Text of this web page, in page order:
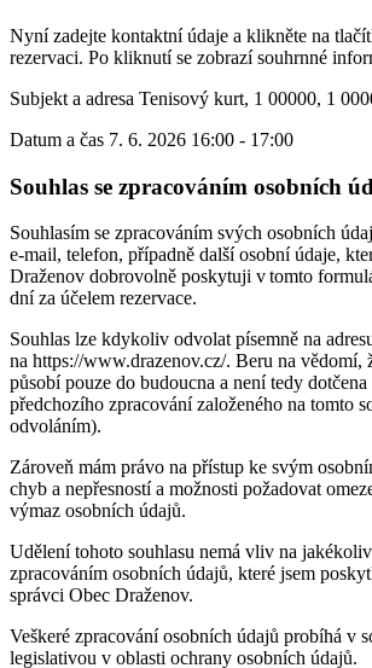
Nyní zadejte kontaktní údaje a klikněte na
rezervaci. Po kliknutí se zobrazí souhrnné
Subjekt a adresa Tenisový kurt, 1 00000, 1
Datum a čas 7. 6. 2026 16:00 - 17:00
Souhlas se zpracováním osobních
Souhlasím se zpracováním svých osobních
e-mail, telefon, případně další osobní údaje,
Draženov dobrovolně poskytuji v tomto
dní za účelem rezervace.
Souhlas lze kdykoliv odvolat písemně na
na https://www.drazenov.cz/. Beru na vědomí,
působí pouze do budoucna a není tedy
předchozího zpracování založeného na tomto
odvoláním).
Zároveň mám právo na přístup ke svým
chyb a nepřesností a možnosti požadovat
výmaz osobních údajů.
Udělení tohoto souhlasu nemá vliv na
zpracováním osobních údajů, které jsem
správci Obec Draženov.
Veškeré zpracování osobních údajů probíhá v
legislativou v oblasti ochrany osobních údajů.